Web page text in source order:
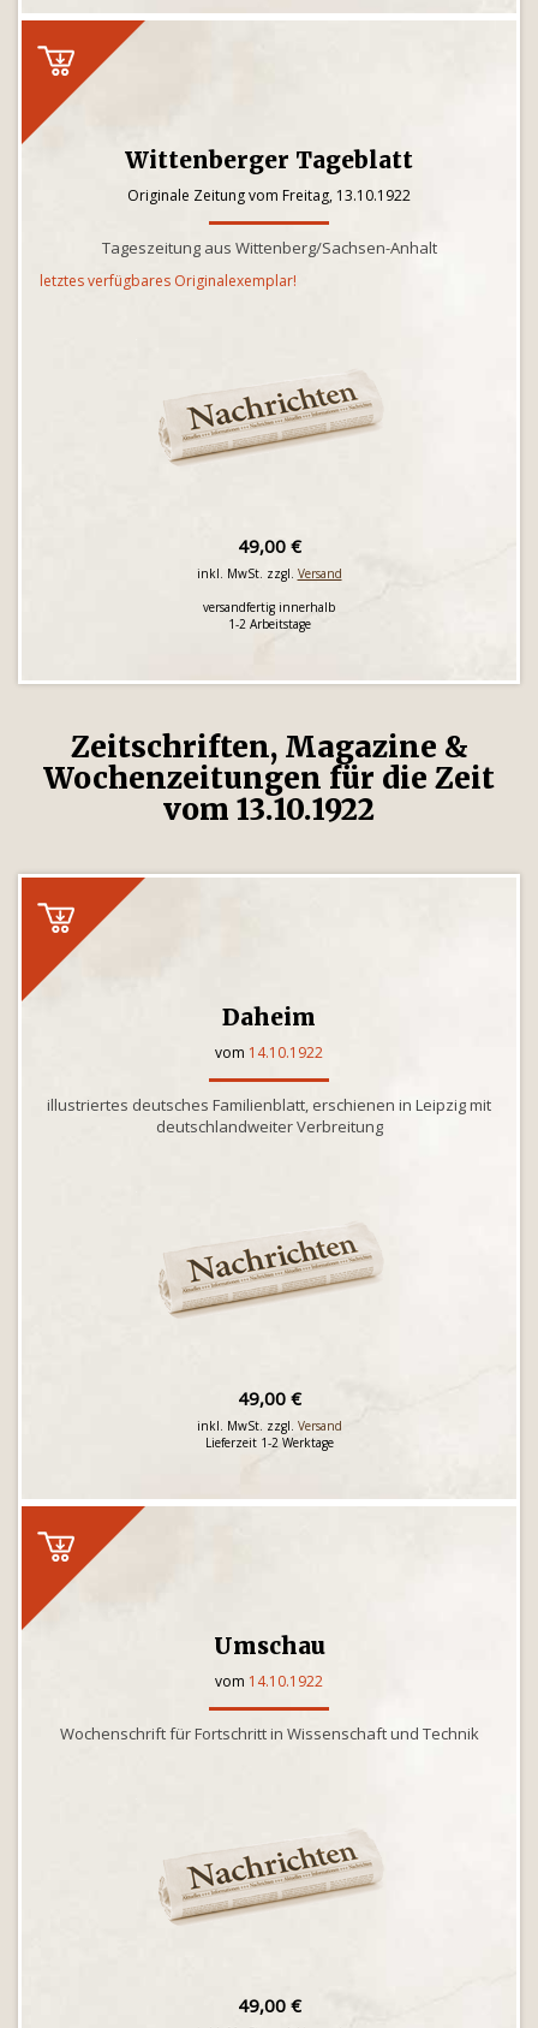
Wittenberger Tageblatt
Originale Zeitung vom Freitag, 13.10.1922
Tageszeitung aus Wittenberg/Sachsen-Anhalt
letztes verfügbares Originalexemplar!
49,00 €
inkl. MwSt. zzgl. Versand
versandfertig innerhalb
1-2 Arbeitstage
Zeitschriften, Magazine &
Wochenzeitungen für die Zeit
vom 13.10.1922
Daheim
vom 14.10.1922
illustriertes deutsches Familienblatt, erschienen in Leipzig mit
deutschlandweiter Verbreitung
49,00 €
inkl. MwSt. zzgl. Versand
Lieferzeit 1-2 Werktage
Umschau
vom 14.10.1922
Wochenschrift für Fortschritt in Wissenschaft und Technik
49,00 €